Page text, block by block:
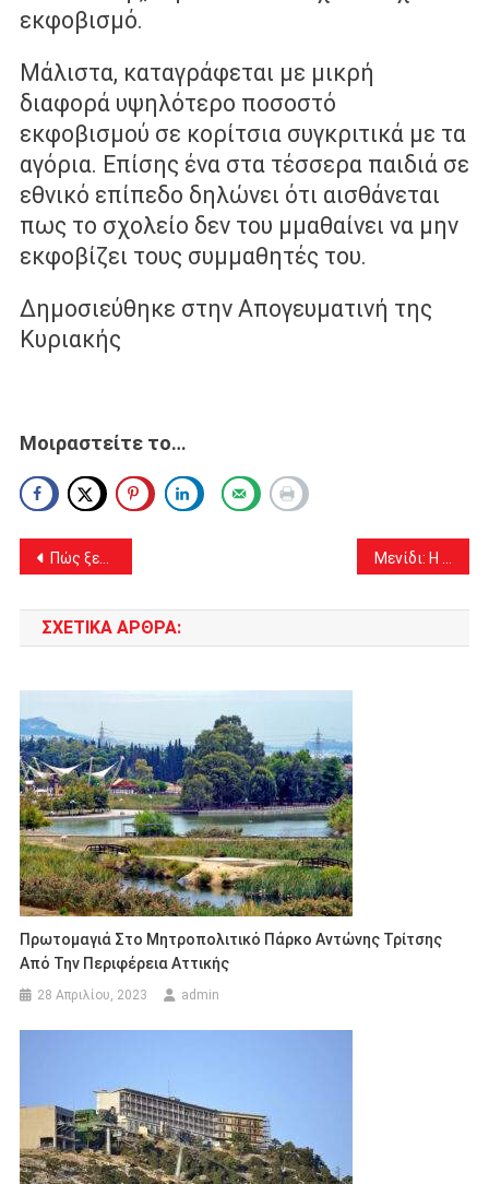
εκφοβισµό.
Μάλιστα, καταγράφεται µε µικρή
διαφορά υψηλότερο ποσοστό
εκφοβισµού σε κορίτσια συγκριτικά µε τα
αγόρια. Επίσης ένα στα τέσσερα παιδιά σε
εθνικό επίπεδο δηλώνει ότι αισθάνεται
πως το σχολείο δεν του µμαθαίνει να µην
εκφοβίζει τους συμμαθητές του.
Δημοσιεύθηκε στην Απογευματινή της
Κυριακής
Μοιραστείτε το…
Πλοήγηση
άρθρων
Πώς ξεφύτρωσαν 2.000 τετραγωνικά δίπλα στο Τατόι
ΣΧΕΤΙΚΆ ΆΡΘΡΑ:
Πρωτομαγιά Στο Μητροπολιτικό Πάρκο Αντώνης Τρίτσης
Από Την Περιφέρεια Αττικής
28 Απριλίου, 2023 admin